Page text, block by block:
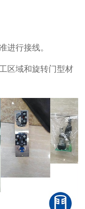
进行接线。
区域和旋转门型材